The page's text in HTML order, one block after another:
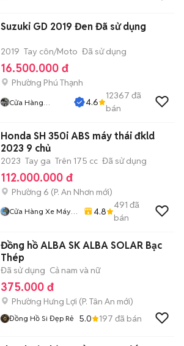
Suzuki GD 2019 Đen Đã sử dụng
2019 Tay côn/Moto Đã sử dụng
16.500.000 đ
Phường Phú Thạnh
Cửa Hàng
4.6
12367 đã
bán
Honda SH 350i ABS máy thái đkld
2023 9 chủ
2023 Tay ga Trên 175 cc Đã sử dụng
112.000.000 đ
Phường 6 (P. An Nhơn mới)
Cửa Hàng Xe Máy
4.8
491 đã
bán
Đồng hồ ALBA SK ALBA SOLAR Bạc
Thép
Đã sử dụng Cả nam và nữ
375.000 đ
Phường Hưng Lợi (P. Tân An mới)
Đồng Hồ Si Đẹp Rẻ 5.0 197 đã bán